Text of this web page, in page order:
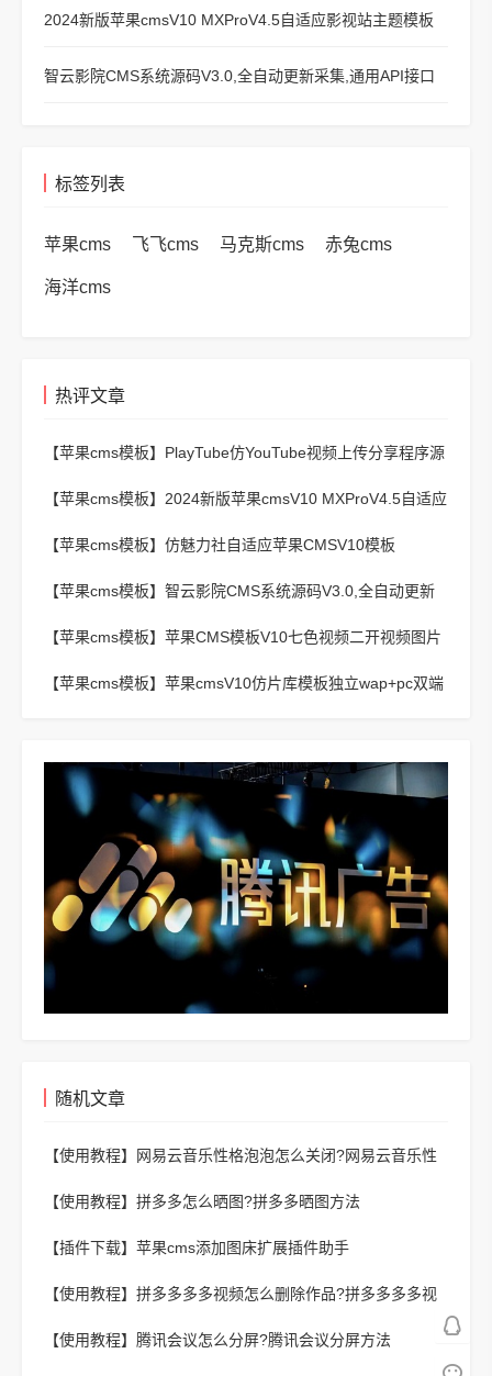
2024新版苹果cmsV10 MXProV4.5自适应影视站主题模板
智云影院CMS系统源码V3.0,全自动更新采集,通用API接口
标签列表
苹果cms 飞飞cms 马克斯cms 赤兔cms
海洋cms
热评文章
【苹果cms模板】 PlayTube仿YouTube视频上传分享程序源
【苹果cms模板】 2024新版苹果cmsV10 MXProV4.5自适应
【苹果cms模板】 仿魅力社自适应苹果CMSV10模板
【苹果cms模板】 智云影院CMS系统源码V3.0,全自动更新
【苹果cms模板】 苹果CMS模板V10七色视频二开视频图片
【苹果cms模板】 苹果cmsV10仿片库模板独立wap+pc双端
随机文章
【使用教程】
网易云音乐性格泡泡怎么关闭?网易云音乐性
【使用教程】 拼多多怎么晒图?拼多多晒图方法
【插件下载】 苹果cms添加图床扩展插件助手
【使用教程】 拼多多多多视频怎么删除作品?拼多多多多视
【使用教程】
腾讯会议怎么分屏?腾讯会议分屏方法